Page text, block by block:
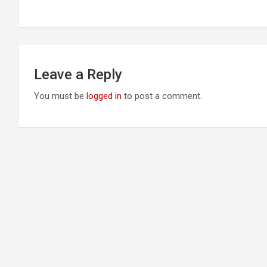
Leave a Reply
You must be logged in to post a comment.